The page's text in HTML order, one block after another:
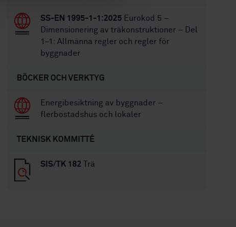
SS-EN 1995-1-1:2025 Eurokod 5 –
Dimensionering av träkonstruktioner – Del
1–1: Allmänna regler och regler för
byggnader
BÖCKER OCH VERKTYG
Energibesiktning av byggnader –
flerbostadshus och lokaler
TEKNISK KOMMITTÉ
SIS/TK 182 Trä